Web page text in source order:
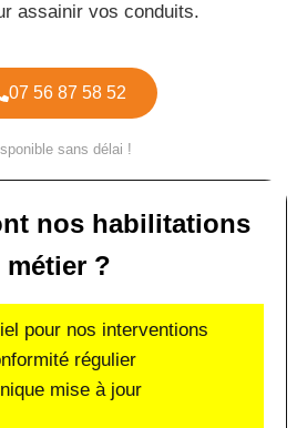
assainir vos conduits.
07 56 87 58 52
sans délai !
nos habilitations
métier ?
pour nos interventions
régulier
mise à jour